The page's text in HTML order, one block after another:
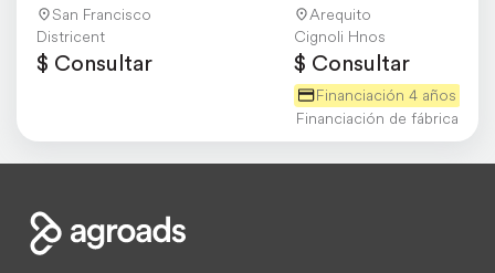
San Francisco
Districent
$ Consultar
Arequito
Cignoli Hnos
$ Consultar
Financiación 4 años
Financiación de fábrica